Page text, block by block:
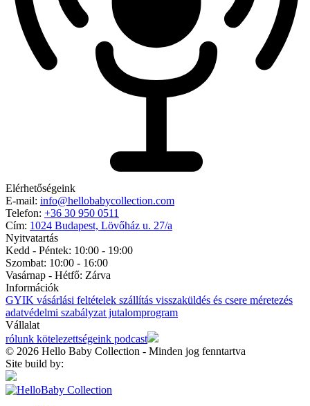
Elérhetőségeink
E-mail: info@hellobabycollection.com
Telefon: +36 30 950 0511
Cím: 1024 Budapest, Lövőház u. 27/a
Nyitvatartás
Kedd - Péntek: 10:00 - 19:00
Szombat: 10:00 - 16:00
Vasárnap - Hétfő: Zárva
Információk
GYIK vásárlási feltételek szállítás visszaküldés és csere méretezés
adatvédelmi szabályzat jutalomprogram
Vállalat
rólunk kötelezettségeink podcast
© 2026 Hello Baby Collection - Minden jog fenntartva
Site build by: